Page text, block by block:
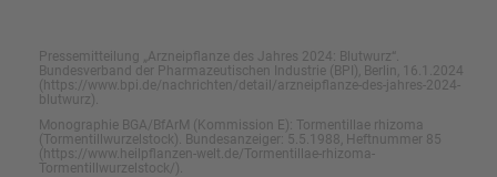
Pressemitteilung „Arzneipflanze des Jahres 2024: Blutwurz“.
Bundesverband der Pharmazeutischen Industrie (BPI), Berlin, 16.1.2024
(https://www.bpi.de/nachrichten/detail/arzneipflanze-des-jahres-2024-
blutwurz).
Monographie BGA/BfArM (Kommission E): Tormentillae rhizoma
(Tormentillwurzelstock). Bundesanzeiger: 5.5.1988, Heftnummer 85
(https://www.heilpflanzen-welt.de/Tormentillae-rhizoma-
Tormentillwurzelstock/).